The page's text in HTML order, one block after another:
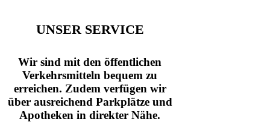
UNSER SERVICE
Wir sind mit den öffentlichen
Verkehrsmitteln bequem zu
erreichen. Zudem verfügen wir
über ausreichend Parkplätze und
Apotheken in direkter Nähe.